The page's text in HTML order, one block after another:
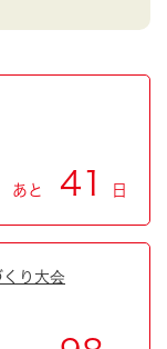
あと 41 日
り大会